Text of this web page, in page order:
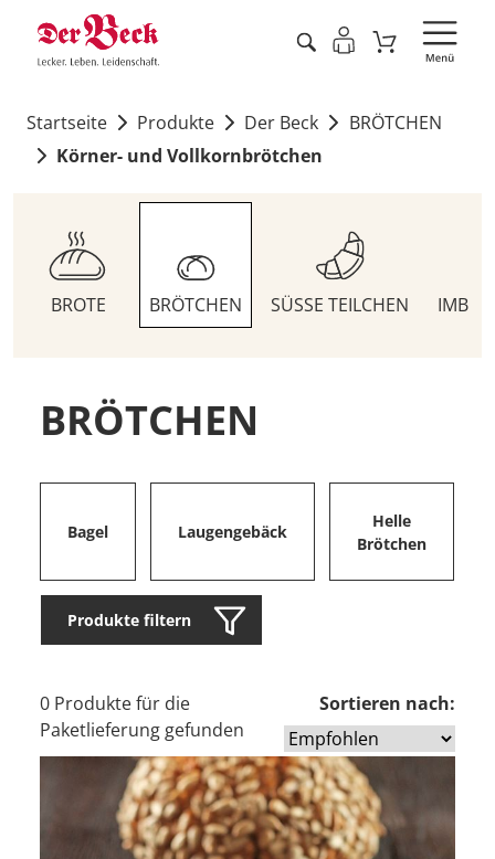
Startseite Produkte Der Beck
BRÖTCHEN
Körner- und Vollkornbrötchen
BROTE BRÖTCHEN SÜSSE TEILCHEN
BRÖTCHEN
Bagel Laugengebäck
Helle
Brötchen
Produkte filtern
0 Produkte für die
Paketlieferung gefunden
Sortieren nach: